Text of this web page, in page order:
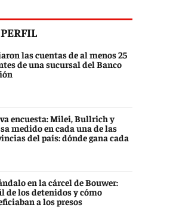
las cuentas de al menos 25
de una sucursal del Banco
encuesta: Milei, Bullrich y
medido en cada una de las
del país: dónde gana cada
en la cárcel de Bouwer:
de los detenidos y cómo
a los presos